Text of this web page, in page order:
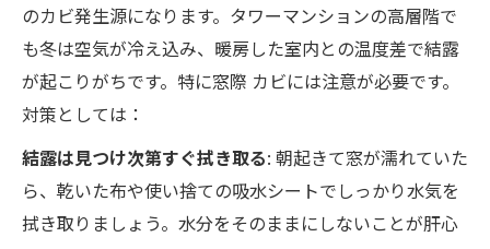
のカビ発生源になります。タワーマンションの高層階で
も冬は空気が冷え込み、暖房した室内との温度差で結露
が起こりがちです。特に窓際 カビには注意が必要です。
対策としては：
結露は見つけ次第すぐ拭き取る: 朝起きて窓が濡れていた
ら、乾いた布や使い捨ての吸水シートでしっかり水気を
拭き取りましょう。水分をそのままにしないことが肝心